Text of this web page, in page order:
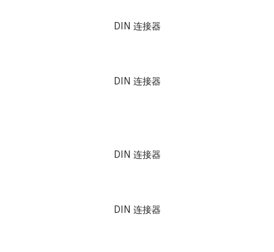
DIN 连接器
DIN 连接器
DIN 连接器
DIN 连接器